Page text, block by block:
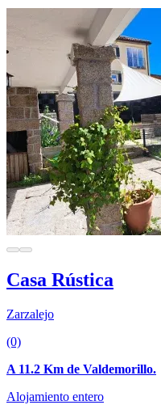
Casa Rústica
Zarzalejo
(0)
A 11.2 Km de Valdemorillo.
Alojamiento entero